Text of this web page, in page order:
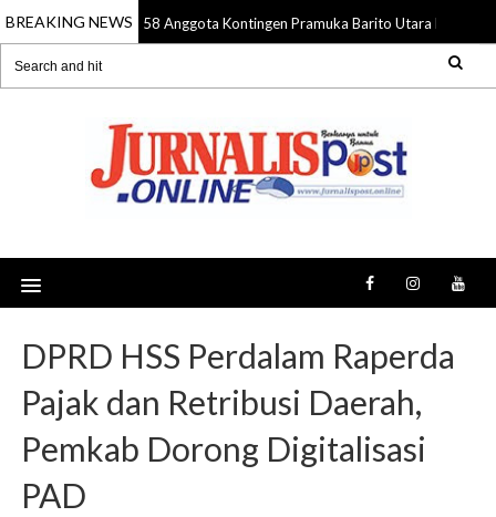
BREAKING NEWS
09 Aug 2026 58 Anggota Kontingen Pramuka Barito Utara
DPRD HSS Perdalam Raperda
Pajak dan Retribusi Daerah,
Pemkab Dorong Digitalisasi
PAD